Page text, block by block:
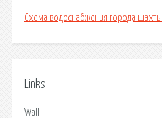
Схема водоснабжения города шахты
Links
Wall.